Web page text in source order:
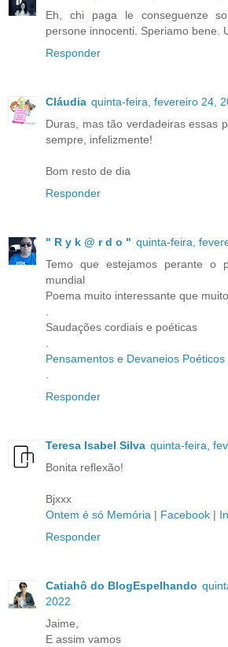
Eh, chi paga le conseguenze
persone innocenti. Speriamo bene.
Responder
Cláudia quinta-feira, fevereiro 24,
Duras, mas tão verdadeiras essas
sempre, infelizmente!
Bom resto de dia
Responder
" R y k @ r d o " quinta-feira,
Temo que estejamos perante o
mundial
Poema muito interessante que
Saudações cordiais e poéticas
Pensamentos e Devaneios Poéticos
Responder
Teresa Isabel Silva quinta-feira,
Bonita reflexão!
Bjxxx
Ontem é só Memória | Facebook |
Responder
Catiahô do BlogEspelhando
2022
Jaime,
E assim vamos